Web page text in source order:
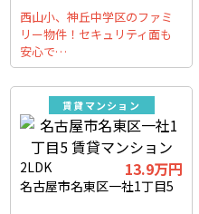
西山小、神丘中学区のファミ
リー物件！セキュリティ面も
安心で…
賃貸マンション
2LDK 13.9万円
名古屋市名東区一社1丁目5